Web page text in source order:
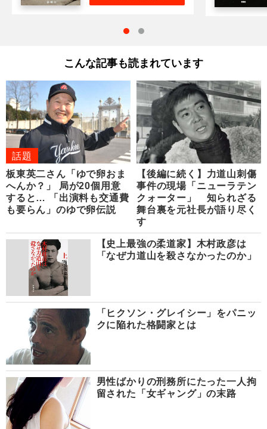
こんな記事も読まれています
話題
板東英二さん「ゆで卵おま
へんか？」 局が20個用意
すると… 「出演料も交通費
も要らん」のゆで卵伝説
【後編に続く】力道山刺傷
事件の現場「ニューラテン
クォーター」 知られざる
舞台裏を元社長が語り尽く
す
【史上最強の柔道家】木村政彦は
「なぜ力道山を殺さなかったのか」
「ヒクソン・グレイシー」をパニッ
クに陥れた格闘家とは
男性ばかりの刑務所にたった一人拘
留された「女ギャング」の末路